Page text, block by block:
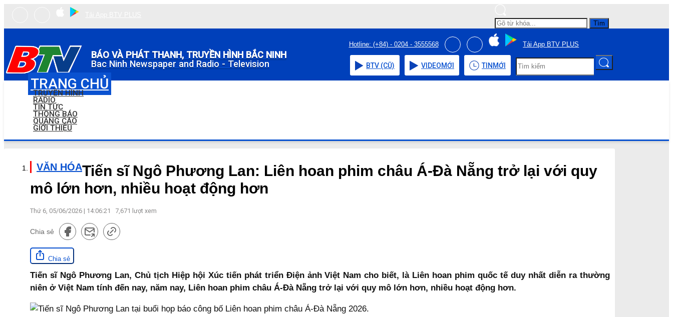
Tìm
BÁO VÀ PHÁT THANH, TRUYỀN HÌNH BẮC NINH
Bac Ninh Newspaper and Radio - Television
Hotline: (+84) - 0204 - 3555568 Tải App BTV PLUS
BTV (CŨ) VIDEOMỚI TIN MỚI
TRANG CHỦ
TRUYỀN HÌNH
RADIO
TIN TỨC
THÔNG BÁO
QUẢNG CÁO
GIỚI THIỆU
VĂN HÓATiến sĩ Ngô Phương Lan: Liên hoan phim châu Á-Đà Nẵng trở lại với quy
mô lớn hơn, nhiều hoạt động hơn
Thứ 6, 05/06/2026 | 14:06:21 7,671 lượt xem
Chia sẻ
Chia sẻ
Tiến sĩ Ngô Phương Lan, Chủ tịch Hiệp hội Xúc tiến phát triển Điện ảnh Việt Nam cho biết, là Liên hoan phim quốc tế duy nhất diễn ra thường
niên ở Việt Nam tính đến nay, năm nay, Liên hoan phim châu Á-Đà Nẵng trở lại với quy mô lớn hơn, nhiều hoạt động hơn.